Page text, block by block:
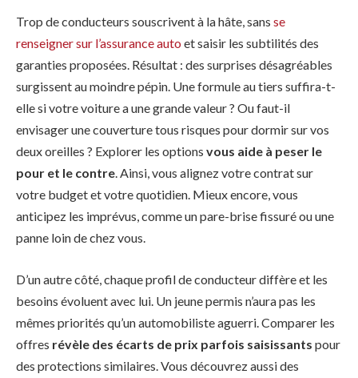
Trop de conducteurs souscrivent à la hâte, sans se
renseigner sur l’assurance auto et saisir les subtilités des
garanties proposées. Résultat : des surprises désagréables
surgissent au moindre pépin. Une formule au tiers suffira-t-
elle si votre voiture a une grande valeur ? Ou faut-il
envisager une couverture tous risques pour dormir sur vos
deux oreilles ? Explorer les options vous aide à peser le
pour et le contre. Ainsi, vous alignez votre contrat sur
votre budget et votre quotidien. Mieux encore, vous
anticipez les imprévus, comme un pare-brise fissuré ou une
panne loin de chez vous.
D’un autre côté, chaque profil de conducteur diffère et les
besoins évoluent avec lui. Un jeune permis n’aura pas les
mêmes priorités qu’un automobiliste aguerri. Comparer les
offres révèle des écarts de prix parfois saisissants pour
des protections similaires. Vous découvrez aussi des